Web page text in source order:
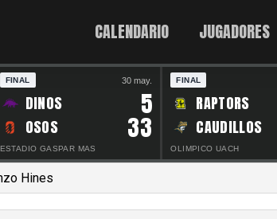
CALENDARIO JUGADORES
FINAL 30 may.
DINOS 5
OSOS 33
ESTADIO GASPAR MAS
FINAL
RAPTORS
CAUDILLOS
OLIMPICO UACH